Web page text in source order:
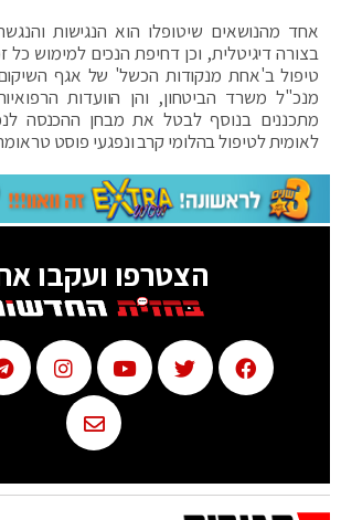
אחד מהנושאים שיטופלו הוא הנגישות
בצורה דיגיטלית, וכן דחיפת הנכים למימוש כל
טיפול ב'אחת מנקודות הכשל' של אגף
מנכ"ל משרד הביטחון, והן הוועדות
מתכננים בנוסף לבטל את מבחן ההכנסה
לאומית לטיפול בהלומי קרב ונפגעי פוסט
הצטרפו ועקבו